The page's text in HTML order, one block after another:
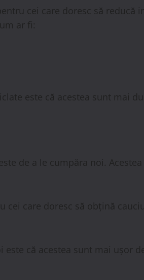
cei care doresc să reducă
ar fi:
este că acestea sunt mai
de a le cumpăra noi.
care doresc să obțină
că acestea sunt mai ușor